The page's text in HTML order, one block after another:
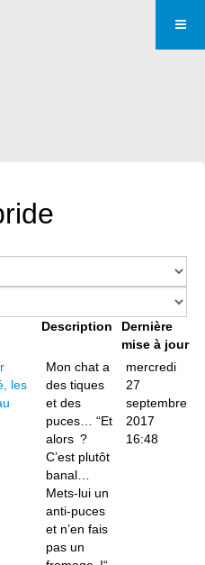
Description
Dernière
mise à jour
les
Mon chat a
des tiques
et des
puces… “Et
alors ?
C’est plutôt
banal…
Mets-lui un
anti-puces
et n’en fais
pas un
mercredi
27
septembre
2017
16:48